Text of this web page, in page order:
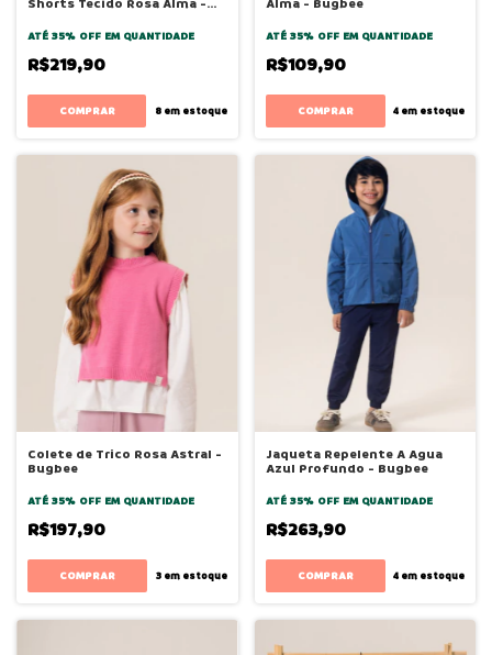
Shorts Tecido Rosa Alma -
ATÉ 35% OFF EM QUANTIDADE
R$219,90
COMPRAR 8em estoque
Alma - Bugbee
ATÉ 35% OFF EM QUANTIDADE
R$109,90
COMPRAR 4 em estoque
Colete de Trico Rosa Astral -
Bugbee
ATÉ 35% OFF EM QUANTIDADE
R$197,90
COMPRAR 3em estoque
Jaqueta Repelente A Agua
Azul Profundo - Bugbee
ATÉ 35% OFF EM QUANTIDADE
R$263,90
COMPRAR 4 em estoque